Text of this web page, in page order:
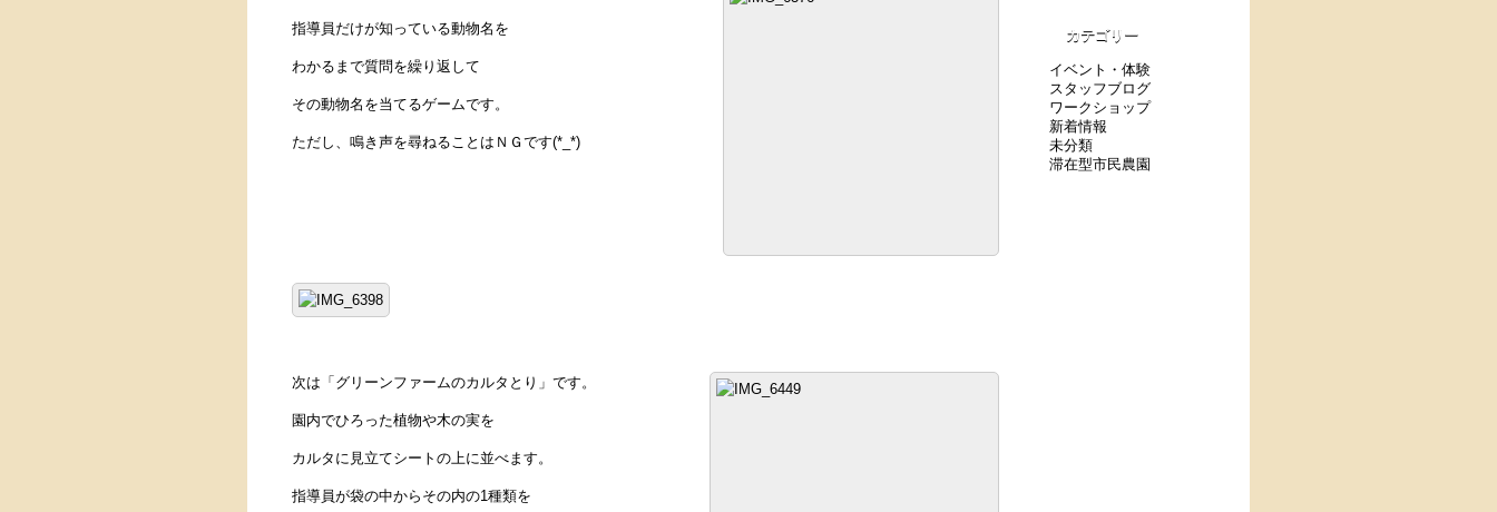
指導員だけが知っている動物名を
わかるまで質問を繰り返して
その動物名を当てるゲームです。
ただし、鳴き声を尋ねることはＮＧです(*_*)
次は「グリーンファームのカルタとり」です。
園内でひろった植物や木の実を
カルタに見立てシートの上に並べます。
指導員が袋の中からその内の1種類を
カテゴリー
イベント・体験
スタッフブログ
ワークショップ
新着情報
未分類
滞在型市民農園